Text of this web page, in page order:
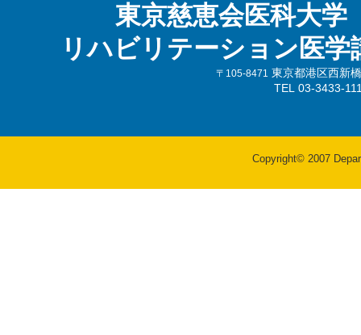
東京慈恵会医科大学
リハビリテーション医学
〒105-8471
東京都港区西新
TEL 03-3433-
Copyright© 2007